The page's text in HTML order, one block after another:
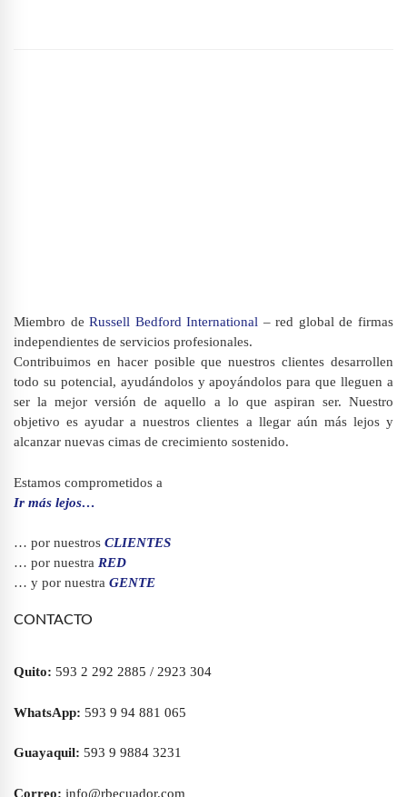
Miembro deRussell Bedford International – red global de firmas
independientes de servicios profesionales.
Contribuimos en hacer posible que nuestros clientes desarrollen
todo su potencial, ayudándolos y apoyándolos para que lleguen a
ser la mejor versión de aquello a lo que aspiran ser. Nuestro
objetivo es ayudar a nuestros clientes a llegar aún más lejos y
alcanzar nuevas cimas de crecimiento sostenido.
Estamos comprometidos a
Ir más lejos…
… por nuestros CLIENTES
… por nuestra RED
… y por nuestra GENTE
CONTACTO
Quito: 593 2 292 2885 / 2923 304
WhatsApp: 593 9 94 881 065
Guayaquil: 593 9 9884 3231
Correo: info@rbecuador.com